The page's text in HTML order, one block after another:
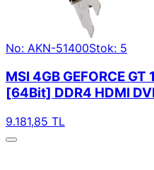
No: AKN-51400Stok: 5
MSI 4GB GEFORCE
[64Bit] DDR4 HDMI DVI
9.181,85 TL